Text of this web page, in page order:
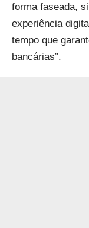
forma faseada,
experiência
tempo que
bancárias”.